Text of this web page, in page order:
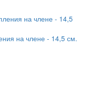
на члене - 14,5 см.